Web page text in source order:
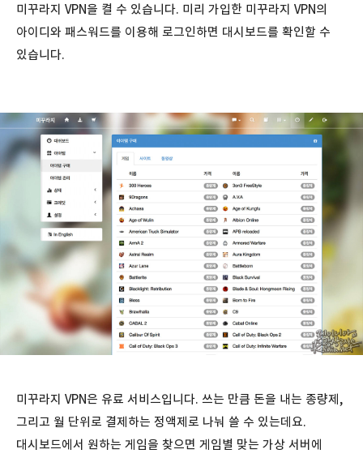
미꾸라지 VPN을 켤 수 있습니다. 미리 가입한 미꾸라지 VPN의
아이디와 패스워드를 이용해 로그인하면 대시보드를 확인할 수
있습니다.
미꾸라지 VPN은 유료 서비스입니다. 쓰는 만큼 돈을 내는 종량제,
그리고 월 단위로 결제하는 정액제로 나눠 쓸 수 있는데요.
대시보드에서 원하는 게임을 찾으면 게임별 맞는 가상 서버에